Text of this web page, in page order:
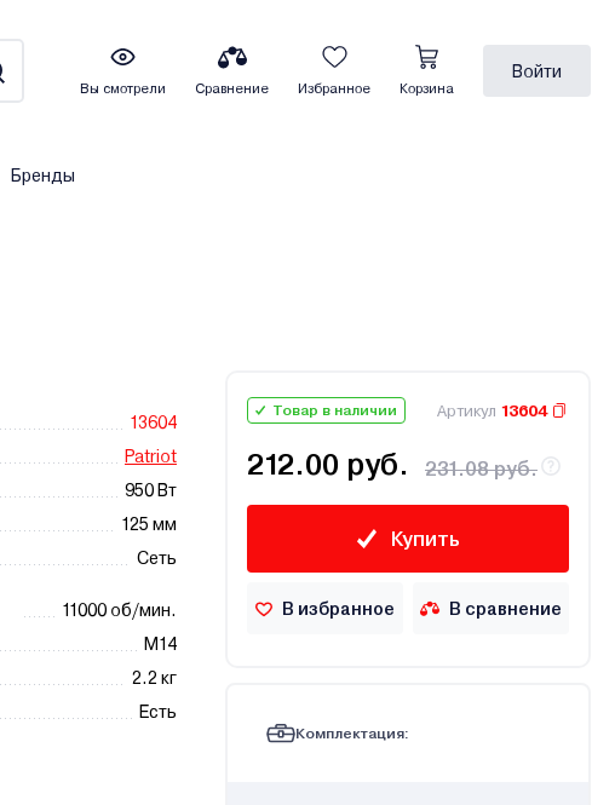
Вы смотрели Сравнение Избранное Корзина
Войти
Бренды
13604
Patriot
950 Вт
125 мм
Сеть
11000 об/мин.
М14
2.2 кг
Есть
Товар в наличии Артикул 13604
212.00 руб. 231.08 руб.
Купить
В избранное В сравнение
Комплектация: